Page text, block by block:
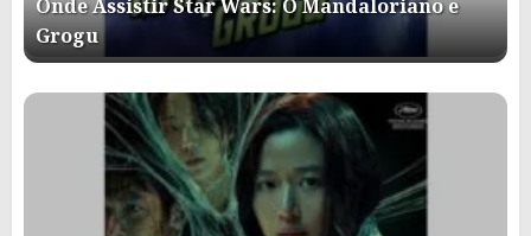
Onde Assistir Star Wars: O Mandaloriano e
Grogu